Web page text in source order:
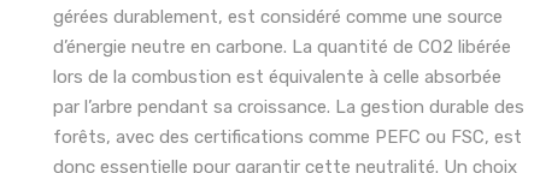
gérées durablement, est considéré comme une source
d’énergie neutre en carbone. La quantité de CO2 libérée
lors de la combustion est équivalente à celle absorbée
par l’arbre pendant sa croissance. La gestion durable des
forêts, avec des certifications comme PEFC ou FSC, est
donc essentielle pour garantir cette neutralité. Un choix